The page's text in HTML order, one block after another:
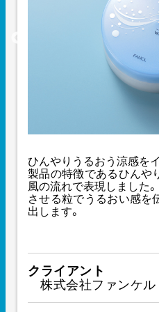
ひんやりうるおう涼感を
製品の特徴であるひんや
風の流れで表現しました
させる粒でうるおい感を
出します。
クライアント
株式会社ファンケル